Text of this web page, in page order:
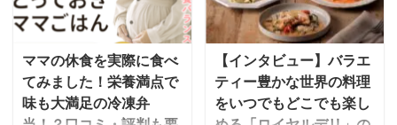
売しているのが「レンジ
アップ惣菜」の「生から
惣菜」シリーズです。 特
殊な高性能プラスチック
容器の中に入ってい ...
ミ・評判や編集部の実食
レポートをもとにした体
験談と、送料や1食あた
りの料金もわかりやすく
紹介します。 美味しい？
いう方が多いのではない
かと思います。 「外食」
や「内食」とは異なるま
ったく新しい食事形態と
して、2000年代初頭から
話題にのぼりはじめた
た。でも、お店や種類が
多くてどれを選んだらい
いかわからない…という
人も多いと思います。 そ
こで今回は、これまで30
社以上の食事宅配サービ
ママの休食を実際に食べ
てみました！栄養満点で
味も大満足の冷凍弁
【インタビュー】バラエ
ティー豊かな世界の料理
をいつでもどこでも楽し